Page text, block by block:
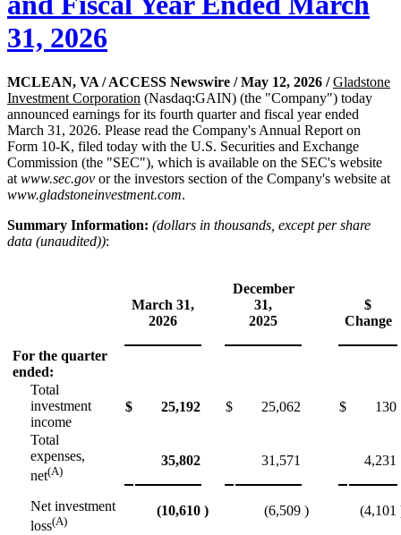
31, 2026
MCLEAN, VA / ACCESS Newswire / May 12, 2026 /Gladstone
Investment Corporation (Nasdaq:GAIN) (the "Company") today
announced earnings for its fourth quarter and fiscal year ended
March 31, 2026. Please read the Company's Annual Report on
Form 10-K, filed today with the U.S. Securities and Exchange
Commission (the "SEC"), which is available on the SEC's website
at www.sec.gov or the investors section of the Company's website at
www.gladstoneinvestment.com.
Summary Information: (dollars in thousands, except per share
data (unaudited)):
March 31,
2026
December
31,
2025
$
Change
For the quarter
ended:
Total
investment
income
$ 25,192 $ 25,062 $ 130
Total
expenses,
net(A)
35,802 31,571 4,231
Net investment
loss(A)
(10,610 ) (6,509 ) (4,101